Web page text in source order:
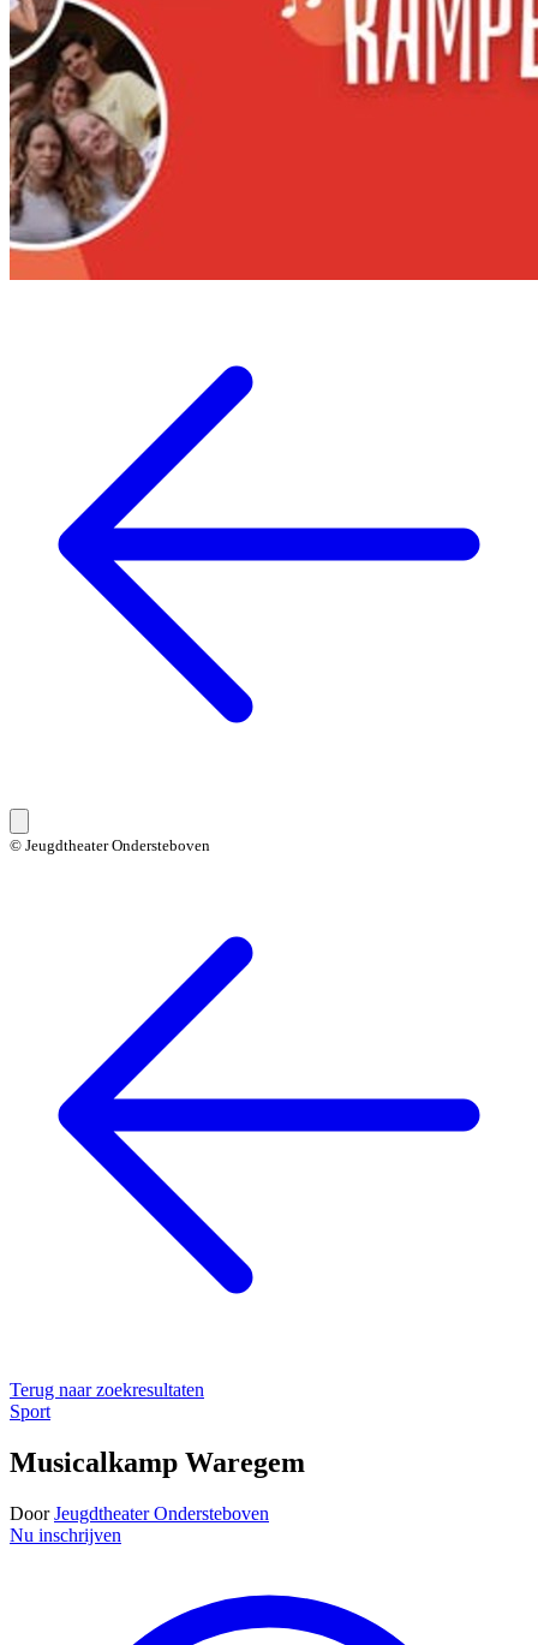
© Jeugdtheater Ondersteboven
Terug naar zoekresultaten
Sport
Musicalkamp Waregem
Door Jeugdtheater Ondersteboven
Nu inschrijven